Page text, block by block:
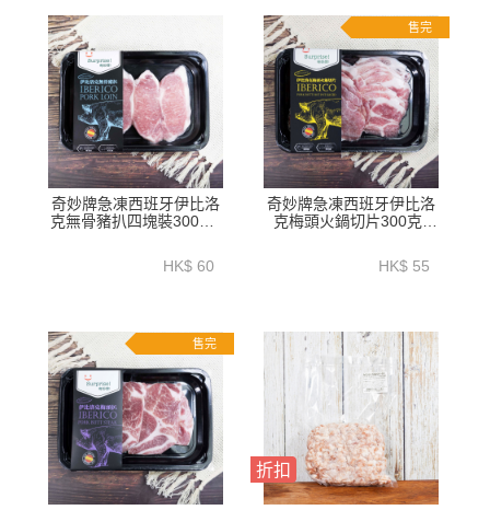
奇妙牌急凍西班牙伊比洛
克無骨豬扒四塊裝300克-
HK$ 60
售完
奇妙牌急凍西班牙伊比洛
克梅頭火鍋切片300克-
HK$ 55
售完
折扣